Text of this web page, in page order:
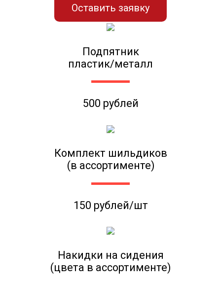
Оставить заявку
Подпятник
пластик/металл
500 рублей
Комплект шильдиков
(в ассортименте)
150 рублей/шт
Накидки на сидения
(цвета в ассортименте)